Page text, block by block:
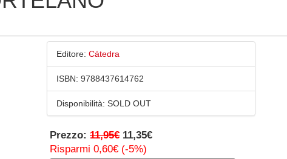
Editore: Cátedra
ISBN: 9788437614762
Disponibilità: SOLD OUT
Prezzo: 11,95€ 11,35€
Risparmi 0,60€ (-5%)